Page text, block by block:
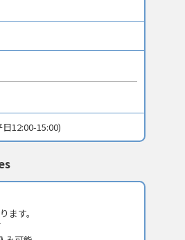
日12:00-15:00)
ます。